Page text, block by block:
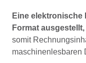
Eine elektronische
Format
somit
maschinenlesbaren